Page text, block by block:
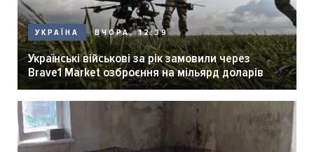
УКРАЇНА ВЧОРА, 12:39
Українські військові за рік замовили через
Brave1 Market озброєння на мільярд доларів